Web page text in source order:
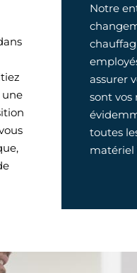
une
Notre
assurer
sont vos
toutes
matériel